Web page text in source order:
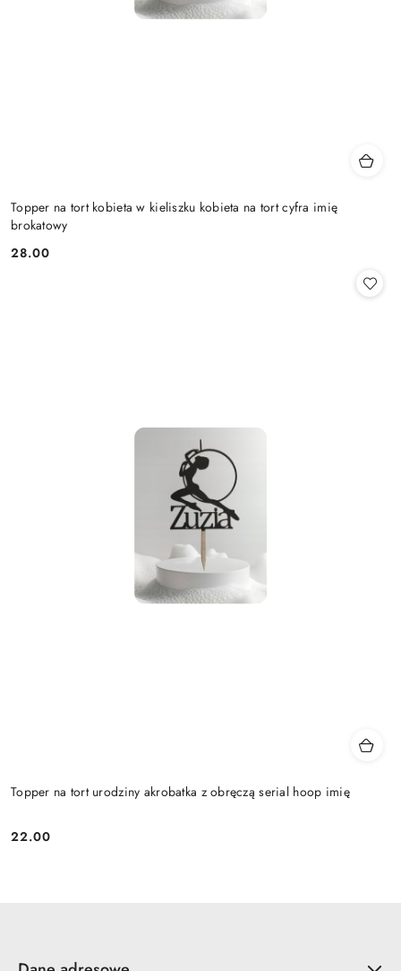
Topper na tort kobieta w kieliszku kobieta na tort cyfra imię
brokatowy
Cena:
28.00
Topper na tort urodziny akrobatka z obręczą serial hoop imię
Cena:
22.00